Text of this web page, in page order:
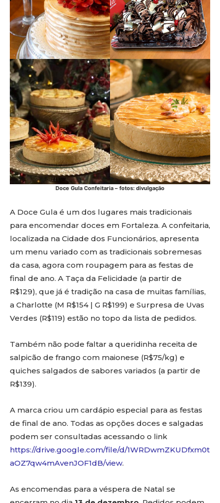
Doce Gula Confeitaria – fotos: divulgação
A Doce Gula é um dos lugares mais tradicionais
para encomendar doces em Fortaleza. A confeitaria,
localizada na Cidade dos Funcionários, apresenta
um menu variado com as tradicionais sobremesas
da casa, agora com roupagem para as festas de
final de ano. A Taça da Felicidade (a partir de
R$129), que já é tradição na casa de muitas famílias,
a Charlotte (M R$154 | G R$199) e Surpresa de Uvas
Verdes (R$119) estão no topo da lista de pedidos.
Também não pode faltar a queridinha receita de
salpicão de frango com maionese (R$75/kg) e
quiches salgados de sabores variados (a partir de
R$139).
A marca criou um cardápio especial para as festas
de final de ano. Todas as opções doces e salgadas
podem ser consultadas acessando o link
https://drive.google.com/file/d/1WRDwmZKUDfxm0t
aOZ7qw4mAvenJOF1dB/view.
As encomendas para a véspera de Natal se